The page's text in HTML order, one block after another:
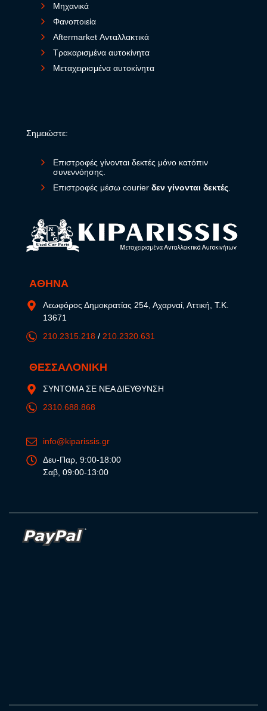
Μηχανικά
Φανοποιεία
Aftermarket Ανταλλακτικά
Τρακαρισμένα αυτοκίνητα
Μεταχειρισμένα αυτοκίνητα
Σημειώστε:
Επιστροφές γίνονται δεκτές μόνο κατόπιν
συνεννόησης.
Επιστροφές μέσω courier δεν γίνονται δεκτές
ΑΘΗΝΑ
Λεωφόρος Δημοκρατίας 254, Αχαρναί, Αττική, Τ.Κ.
13671
210.2315.218 / 210.2320.631
ΘΕΣΣΑΛΟΝΙΚΗ
ΣΥΝΤΟΜΑ ΣΕ ΝΕΑ ΔΙΕΥΘΥΝΣΗ
2310.688.868
info@kiparissis.gr
Δευ-Παρ, 9:00-18:00
Σαβ, 09:00-13:00